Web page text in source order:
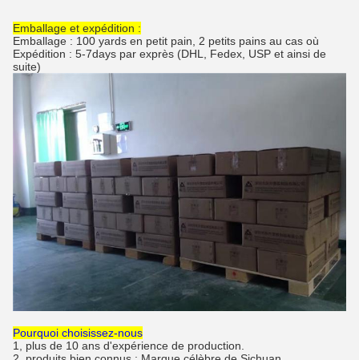
Emballage et expédition :
Emballage : 100 yards en petit pain, 2 petits pains au cas où
Expédition : 5-7days par exprès (DHL, Fedex, USP et ainsi de
suite)
Pourquoi choisissez-nous
1, plus de 10 ans d'expérience de production.